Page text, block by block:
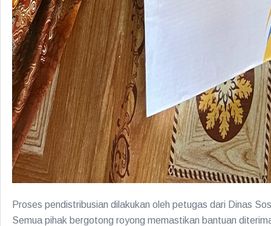
Proses pendistribusian dilakukan oleh petugas dari Dinas
Semua pihak bergotong royong memastikan bantuan